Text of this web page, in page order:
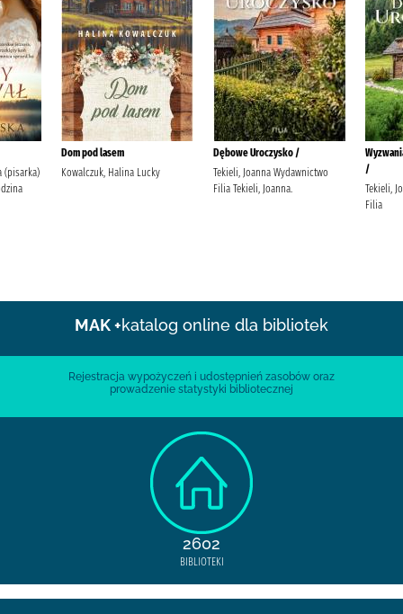
Dębowe Uroczysko /
Tekieli, Joanna Wydawnictwo
Filia Tekieli, Joanna.
Wyzwania Dębowego Uroczyska
Tekieli, Joanna Wydawnictwo
Lista marzeń /
Kardasz, Nika
MAK +katalog online dla bibliotek
Rejestracja wypożyczeń i udostępnień zasobów oraz
prowadzenie statystyki bibliotecznej
2602
BIBLIOTEKI